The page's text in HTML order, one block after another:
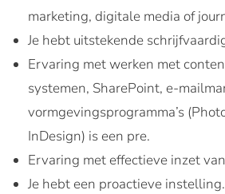
marketing, digitale media of
Je hebt uitstekende
Ervaring met werken met
systemen, SharePoint, e-
vormgevingsprogramma’s
InDesign) is een pre.
Ervaring met effectieve inzet
Je hebt een proactieve instelling.